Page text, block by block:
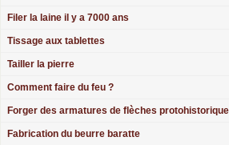
Filer la laine il y a 7000 ans
Tissage aux tablettes
Tailler la pierre
Comment faire du feu ?
Forger des armatures de flèches
Fabrication du beurre baratte